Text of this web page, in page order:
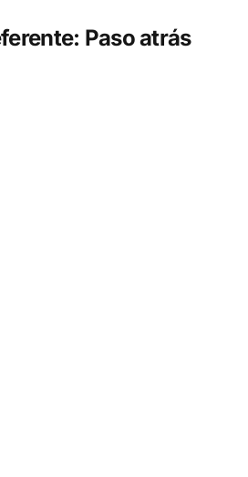
Paso atrás